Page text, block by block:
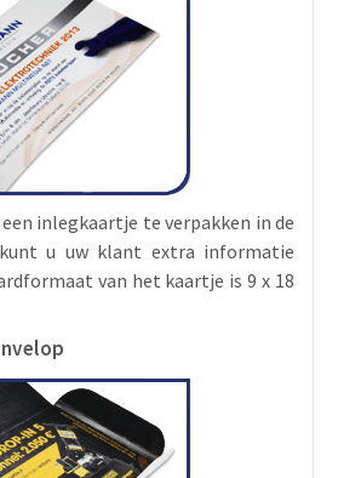
inlegkaartje te verpakken in de
u uw klant extra informatie
van het kaartje is 9 x 18